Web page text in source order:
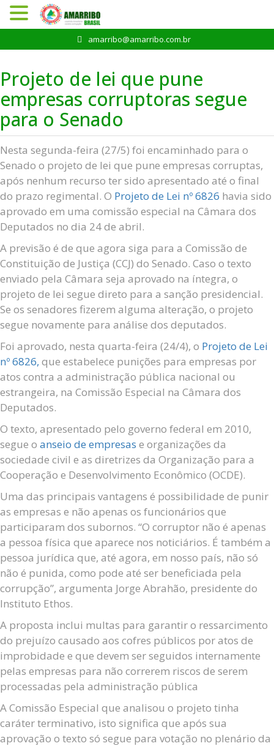
para
conteúdo
amarribo@amarribo.com.br
Projeto de lei que pune
empresas corruptoras segue
para o Senado
Nesta segunda-feira (27/5) foi encaminhado para o
Senado o projeto de lei que pune empresas corruptas,
após nenhum recurso ter sido apresentado até o final
do prazo regimental. O Projeto de Lei nº 6826 havia sido
aprovado em uma comissão especial na Câmara dos
Deputados no dia 24 de abril.
A previsão é de que agora siga para a Comissão de
Constituição de Justiça (CCJ) do Senado. Caso o texto
enviado pela Câmara seja aprovado na íntegra, o
projeto de lei segue direto para a sanção presidencial.
Se os senadores fizerem alguma alteração, o projeto
segue novamente para análise dos deputados.
Foi aprovado, nesta quarta-feira (24/4), o Projeto de Lei
nº 6826, que estabelece punições para empresas por
atos contra a administração pública nacional ou
estrangeira, na Comissão Especial na Câmara dos
Deputados.
O texto, apresentado pelo governo federal em 2010,
segue o anseio de empresas e organizações da
sociedade civil e as diretrizes da Organização para a
Cooperação e Desenvolvimento Econômico (OCDE).
Uma das principais vantagens é possibilidade de punir
as empresas e não apenas os funcionários que
participaram dos subornos. “O corruptor não é apenas
a pessoa física que aparece nos noticiários. É também a
pessoa jurídica que, até agora, em nosso país, não só
não é punida, como pode até ser beneficiada pela
corrupção”, argumenta Jorge Abrahão, presidente do
Instituto Ethos.
A proposta inclui multas para garantir o ressarcimento
do prejuízo causado aos cofres públicos por atos de
improbidade e que devem ser seguidos internamente
pelas empresas para não correrem riscos de serem
processadas pela administração pública
A Comissão Especial que analisou o projeto tinha
caráter terminativo, isto significa que após sua
aprovação o texto só segue para votação no plenário da